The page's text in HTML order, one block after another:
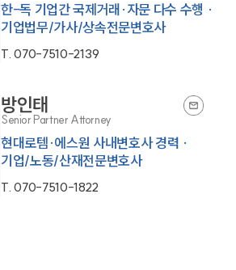
한-독 기업간 국제거래·자문 다수 수행 ·
기업법무/가사/상속전문변호사
T.070-7510-2139
방인태
Senior Partner Attorney
현대로템·에스원 사내변호사 경력 ·
기업/노동/산재전문변호사
T.070-7510-1822